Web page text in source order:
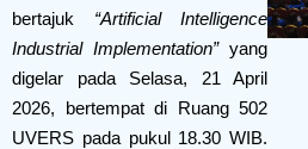
bertajuk “Artificial Intelligence
Industrial Implementation”yang
digelar pada Selasa, 21 April
2026, bertempat di Ruang 502
UVERS pada pukul 18.30 WIB.